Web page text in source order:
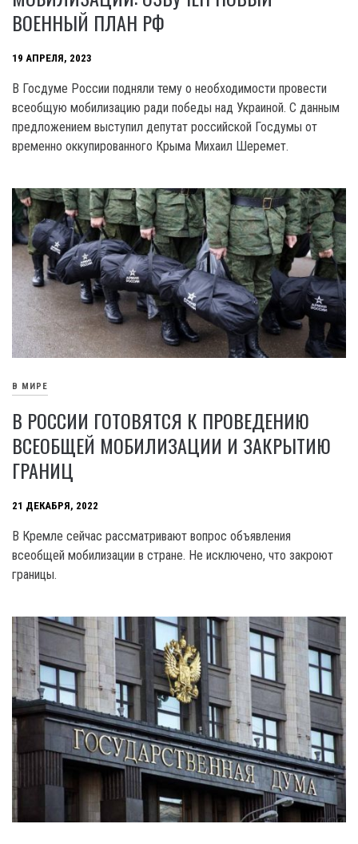
ВОЕННЫЙ ПЛАН РФ
19 АПРЕЛЯ, 2023
В Госдуме России подняли тему о необходимости провести
всеобщую мобилизацию ради победы над Украиной. С данным
предложением выступил депутат российской Госдумы от
временно оккупированного Крыма Михаил Шеремет.
В МИРЕ
В РОССИИ ГОТОВЯТСЯ К ПРОВЕДЕНИЮ
ВСЕОБЩЕЙ МОБИЛИЗАЦИИ И ЗАКРЫТИЮ
ГРАНИЦ
21 ДЕКАБРЯ, 2022
В Кремле сейчас рассматривают вопрос объявления
всеобщей мобилизации в стране. Не исключено, что закроют
границы.